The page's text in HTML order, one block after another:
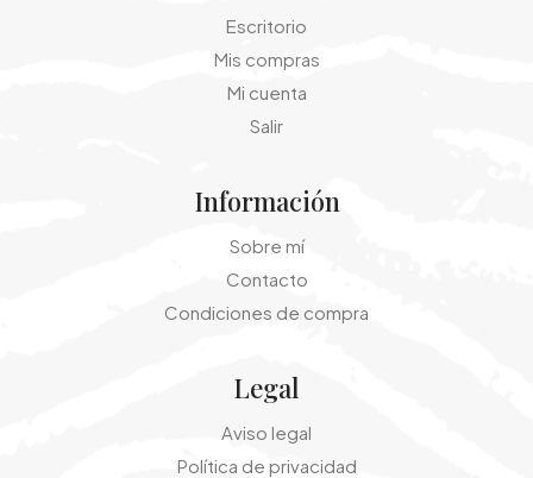
Escritorio
Mis compras
Mi cuenta
Salir
Información
Sobre mí
Contacto
Condiciones de compra
Legal
Aviso legal
Política de privacidad